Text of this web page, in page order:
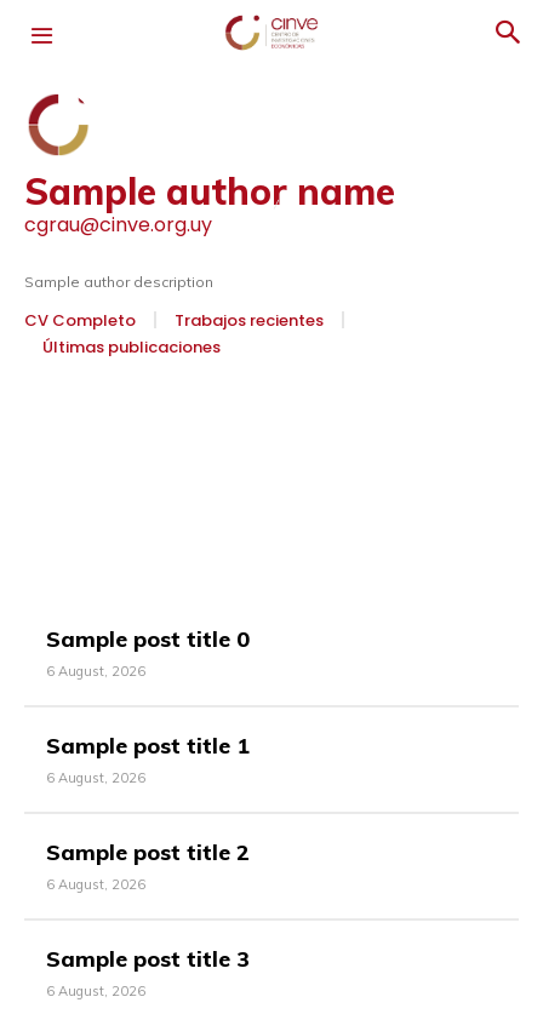
Sample author name
cgrau@cinve.org.uy
Sample author description
CV Completo
Trabajos recientes
Últimas publicaciones
Sample post title 0
6 August, 2026
Sample post title 1
6 August, 2026
Sample post title 2
6 August, 2026
Sample post title 3
6 August, 2026